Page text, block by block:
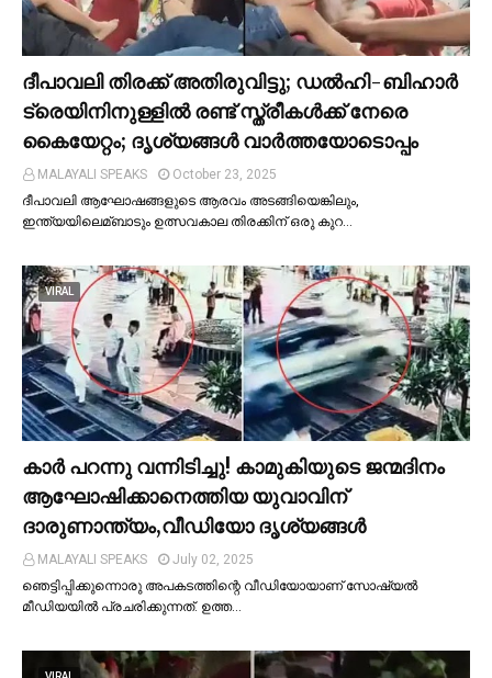
ദീപാവലി തിരക്ക് അതിരുവിട്ടു; ഡല്‍ഹി-ബിഹാര്‍
ട്രെയിനിനുള്ളില്‍ രണ്ട് സ്ത്രീകള്‍ക്ക് നേരെ
കൈയേറ്റം; ദൃശ്യങ്ങള്‍ വാർത്തയോടൊപ്പം
MALAYALI SPEAKS
October 23, 2025
ദീപാവലി ആഘോഷങ്ങളുടെ ആരവം അടങ്ങിയെങ്കിലും,
ഇന്ത്യയിലെമ്ബാടും ഉത്സവകാല തിരക്കിന് ഒരു കുറ…
VIRAL
കാര്‍ പറന്നു വന്നിടിച്ചു! കാമുകിയുടെ ജന്മദിനം
ആഘോഷിക്കാനെത്തിയ യുവാവിന്
ദാരുണാന്ത്യം,വീഡിയോ ദൃശ്യങ്ങൾ
MALAYALI SPEAKS
July 02, 2025
ഞെട്ടിപ്പിക്കുന്നൊരു അപകടത്തിന്റെ വീഡിയോയാണ് സോഷ്യല്‍
മീഡിയയില്‍ പ്രചരിക്കുന്നത്. ഉത്ത…